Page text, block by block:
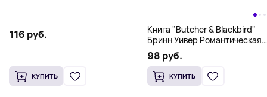
116 руб.
КУПИТЬ
Книга "Butcher & Blackbird"
Бринн Уивер Романтическая
комедия о серийных убийцах
(18+)
98 руб.
КУПИТЬ